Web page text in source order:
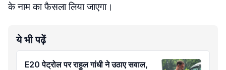
के नाम का फैसला लिया जाएगा।
ये भी पढ़ें
E20 पेट्रोल पर राहुल गांधी ने उठाए सवाल,